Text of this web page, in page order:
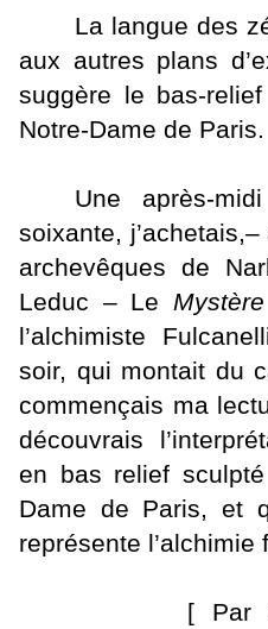
La langue des
aux autres plans
suggère le bas-
Notre-Dame de Paris.
Une après-
soixante,
archevêques de
Leduc – Le
l’alchimiste
soir, qui montait du
commençais ma
découvrais
en bas relief
Dame de Paris, et
représente l’alchimie
[ Par